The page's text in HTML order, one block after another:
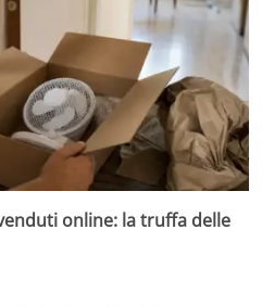
online: la truffa delle